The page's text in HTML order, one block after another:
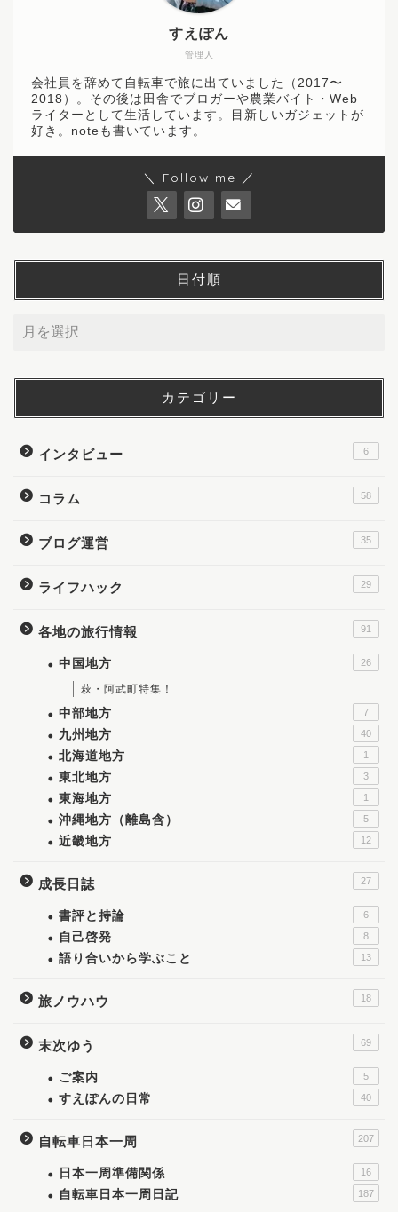
管理人
すえぽん
会社員を辞めて自転車で旅に出ていました（2017〜
2018）。その後は田舎でブロガーや農業バイト・Web
ライターとして生活しています。目新しいガジェットが
好き。noteも書いています。
＼ Follow me ／
日付順
カテゴリー
インタビュー 6
コラム 58
ブログ運営 35
ライフハック 29
各地の旅行情報 91
中国地方 26
萩・阿武町特集！
中部地方 7
九州地方 40
北海道地方 1
東北地方 3
東海地方 1
沖縄地方（離島含） 5
近畿地方 12
成長日誌 27
書評と持論 6
自己啓発 8
語り合いから学ぶこと 13
旅ノウハウ 18
末次ゆう 69
ご案内 5
すえぽんの日常 40
自転車日本一周 207
日本一周準備関係 16
自転車日本一周日記 187